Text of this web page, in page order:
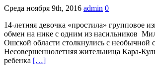
Среда ноября 9th, 2016 admin 0
14-летняя девочка «простила» групповое
обмен на нике с одним из насильников
Ошской области столкнулись с необычной
Несовершеннолетняя жительница Кара-
ребенка […]